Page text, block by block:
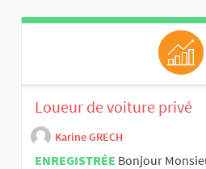
Loueur de voiture privé
Karine GRECH
ENREGISTRÉE Bonjour